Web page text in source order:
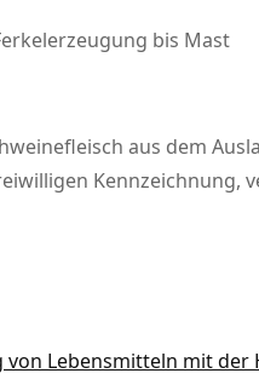
bis Mast
aus dem
Kennzeichnung,
von Lebensmitteln mit